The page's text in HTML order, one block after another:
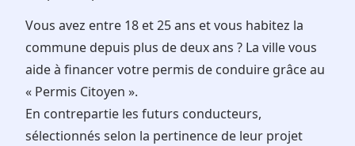
Vous avez entre 18 et 25 ans et vous habitez la
commune depuis plus de deux ans ? La ville vous
aide à financer votre permis de conduire grâce au
« Permis Citoyen ».
En contrepartie les futurs conducteurs,
sélectionnés selon la pertinence de leur projet